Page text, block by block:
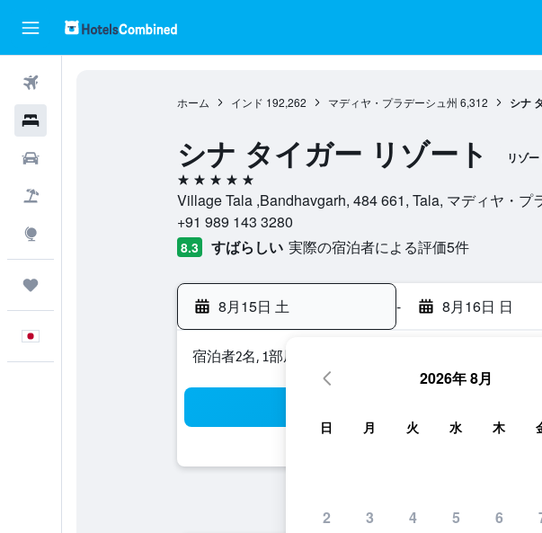
ホーム インド 192,262 マディヤ・プラデーシュ州 6,312 シナ
シナ タイガー リゾート リゾー
5つ星
Village Tala ,Bandhavgarh, 484 661, Tala, マディヤ・プ
+91 989 143 3280
8.3 すばらしい 実際の宿泊者による評価5​件
8月15日 土 - 8月16日 日
宿泊者2名, 1​部屋
2026年 8月
日 月 火 水 木
2 3 4 5 6